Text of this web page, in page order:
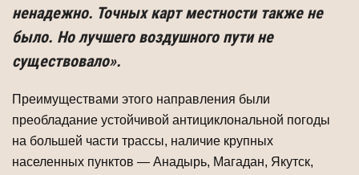
ненадежно. Точных карт местности также не
было. Но лучшего воздушного пути не
существовало».
Преимуществами этого направления были
преобладание устойчивой антицик­лональной погоды
на большей части трассы, наличие крупных
населенных пунк­тов — Анадырь, Магадан, Якутск,